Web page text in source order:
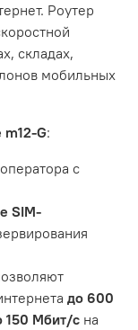
Роутер
складах,
мобильных
m12-G:
с
SIM-
до 600
150 Мбит/c на